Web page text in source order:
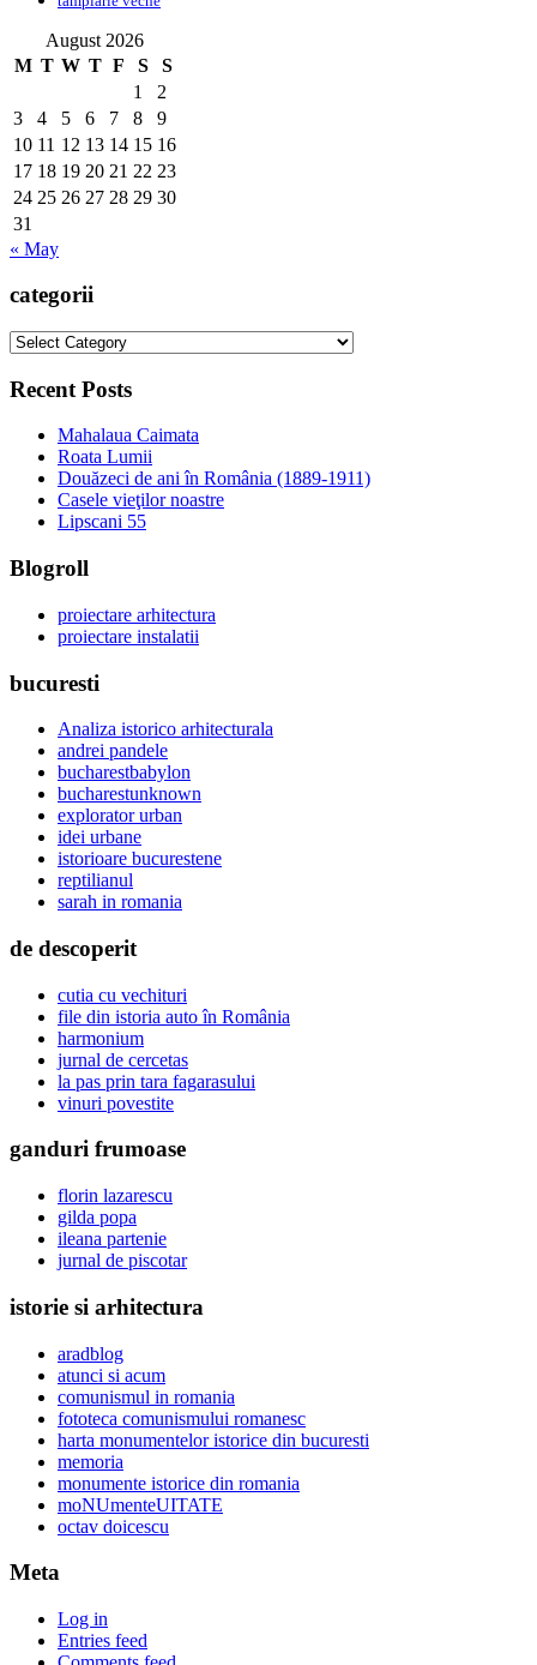
August 2026
M T W T F S
S
1
2
3
4 5 6 7 8
9
10 11 12 13 14 15 16
17 18 19 20 21 22 23
24 25 26 27 28 29 30
31
« May
categorii
categorii
Recent Posts
Mahalaua Caimata
Roata Lumii
Douăzeci de ani în România (1889-1911)
Casele vieţilor noastre
Lipscani 55
Blogroll
proiectare arhitectura
proiectare instalatii
bucuresti
Analiza istorico arhitecturala
andrei pandele
bucharestbabylon
bucharestunknown
explorator urban
idei urbane
istorioare bucurestene
reptilianul
sarah in romania
de descoperit
cutia cu vechituri
file din istoria auto în România
harmonium
jurnal de cercetas
la pas prin tara fagarasului
vinuri povestite
ganduri frumoase
florin lazarescu
gilda popa
ileana partenie
jurnal de piscotar
istorie si arhitectura
aradblog
atunci si acum
comunismul in romania
fototeca comunismului romanesc
harta monumentelor istorice din bucuresti
memoria
monumente istorice din romania
moNUmenteUITATE
octav doicescu
Meta
Log in
Entries feed